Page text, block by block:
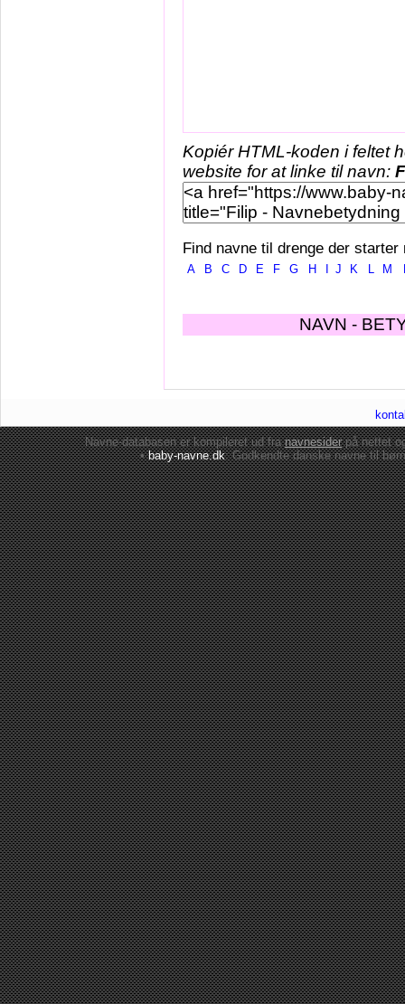
Kopiér HTML-koden i feltet
website for at linke til navn:
Find navne til drenge der starter
A B C D E F G H J K L M
NAVN -
Navne-databasen er kompileret ud franavnesiderpå nettet
•baby-navne.dk: Godkendte danskenavne til børn